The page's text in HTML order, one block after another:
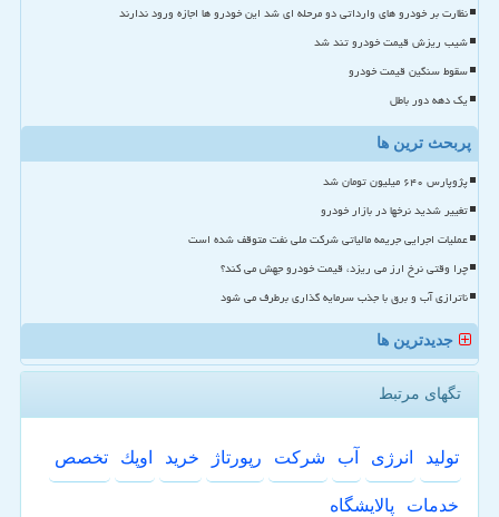
نظارت بر خودرو های وارداتی دو مرحله ای شد این خودرو ها اجازه ورود ندارند
شیب ریزش قیمت خودرو تند شد
سقوط سنگین قیمت خودرو
یک دهه دور باطل
پربحث ترین ها
پژوپارس ۶۴۰ میلیون تومان شد
تغییر شدید نرخها در بازار خودرو
عملیات اجرایی جریمه مالیاتی شرکت ملی نفت متوقف شده است
چرا وقتی نرخ ارز می ریزد، قیمت خودرو جهش می کند؟
ناترازی آب و برق با جذب سرمایه گذاری برطرف می شود
جدیدترین ها
تگهای مرتبط
تولید انرژی آب شركت رپورتاژ خرید اوپك تخصص
خدمات پالایشگاه